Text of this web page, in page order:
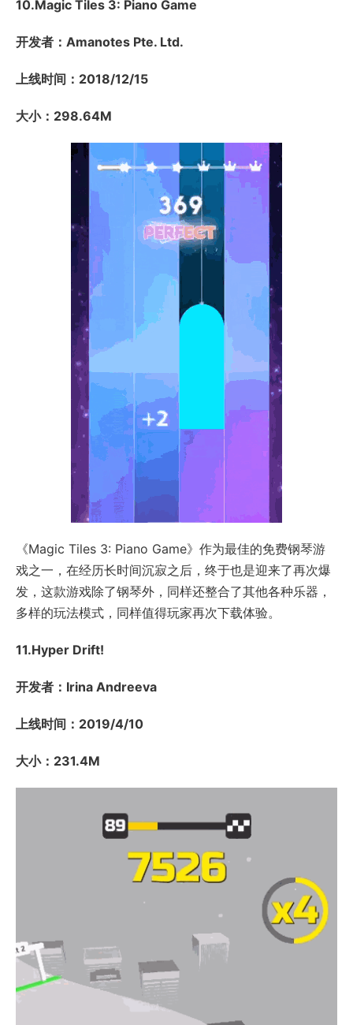
10.Magic Tiles 3: Piano Game
开发者：Amanotes Pte. Ltd.
上线时间：2018/12/15
大小：298.64M
《Magic Tiles 3: Piano Game》作为最佳的免费钢琴游
戏之一，在经历长时间沉寂之后，终于也是迎来了再次爆
发，这款游戏除了钢琴外，同样还整合了其他各种乐器，
多样的玩法模式，同样值得玩家再次下载体验。
11.Hyper Drift!
开发者：Irina Andreeva
上线时间：2019/4/10
大小：231.4M